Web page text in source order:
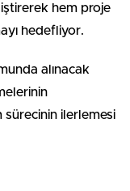
hem proje
hedefliyor.
alınacak
ilerlemesi